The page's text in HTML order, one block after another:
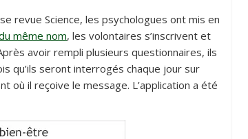
revue Science, les psychologues ont mis en
même nom, les volontaires s’inscrivent et
avoir rempli plusieurs questionnaires, ils
qu’ils seront interrogés chaque jour sur
où il reçoive le message. L’application a été